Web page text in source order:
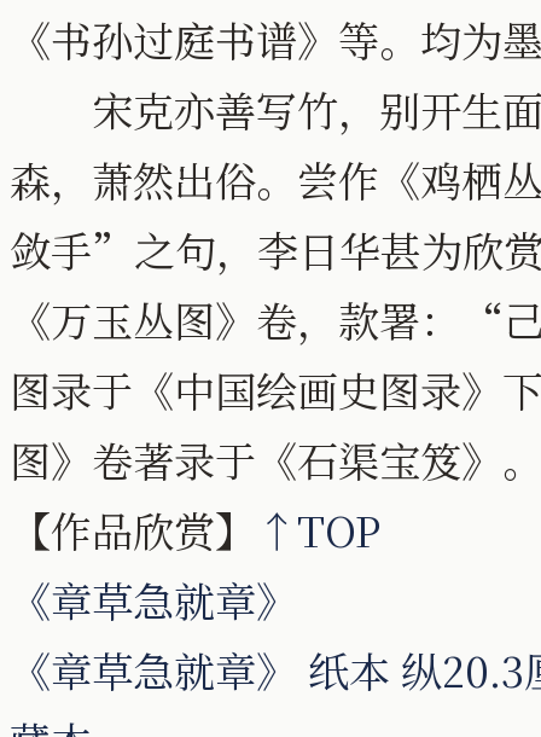
《书孙过庭书谱》等。均为
宋克亦善写竹，别开生面
森，萧然出俗。尝作《鸡栖
敛手”之句，李日华甚为欣
《万玉丛图》卷，款署：“
图录于《中国绘画史图录》
图》卷著录于《石渠宝笈》
【作品欣赏】
↑TOP
《章草急就章》
《章草急就章》 纸本 纵